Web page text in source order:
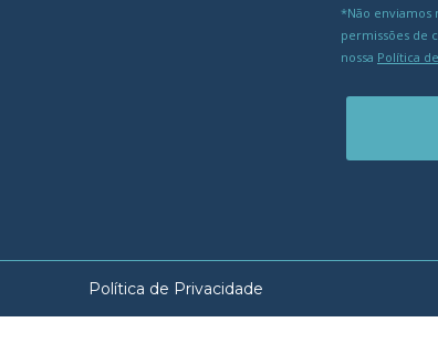
*Não enviamos
permissões de
nossa Política
Política de Privacidade